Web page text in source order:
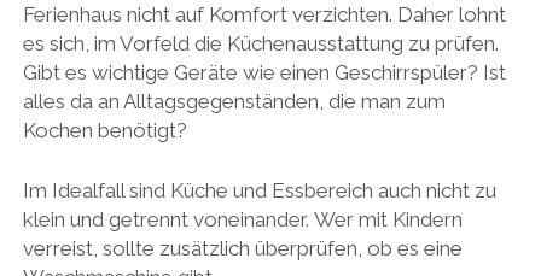
Ferienhaus nicht auf Komfort verzichten. Daher lohnt
es sich, im Vorfeld die Küchenausstattung zu prüfen.
Gibt es wichtige Geräte wie einen Geschirrspüler? Ist
alles da an Alltagsgegenständen, die man zum
Kochen benötigt?
Im Idealfall sind Küche und Essbereich auch nicht zu
klein und getrennt voneinander. Wer mit Kindern
verreist, sollte zusätzlich überprüfen, ob es eine